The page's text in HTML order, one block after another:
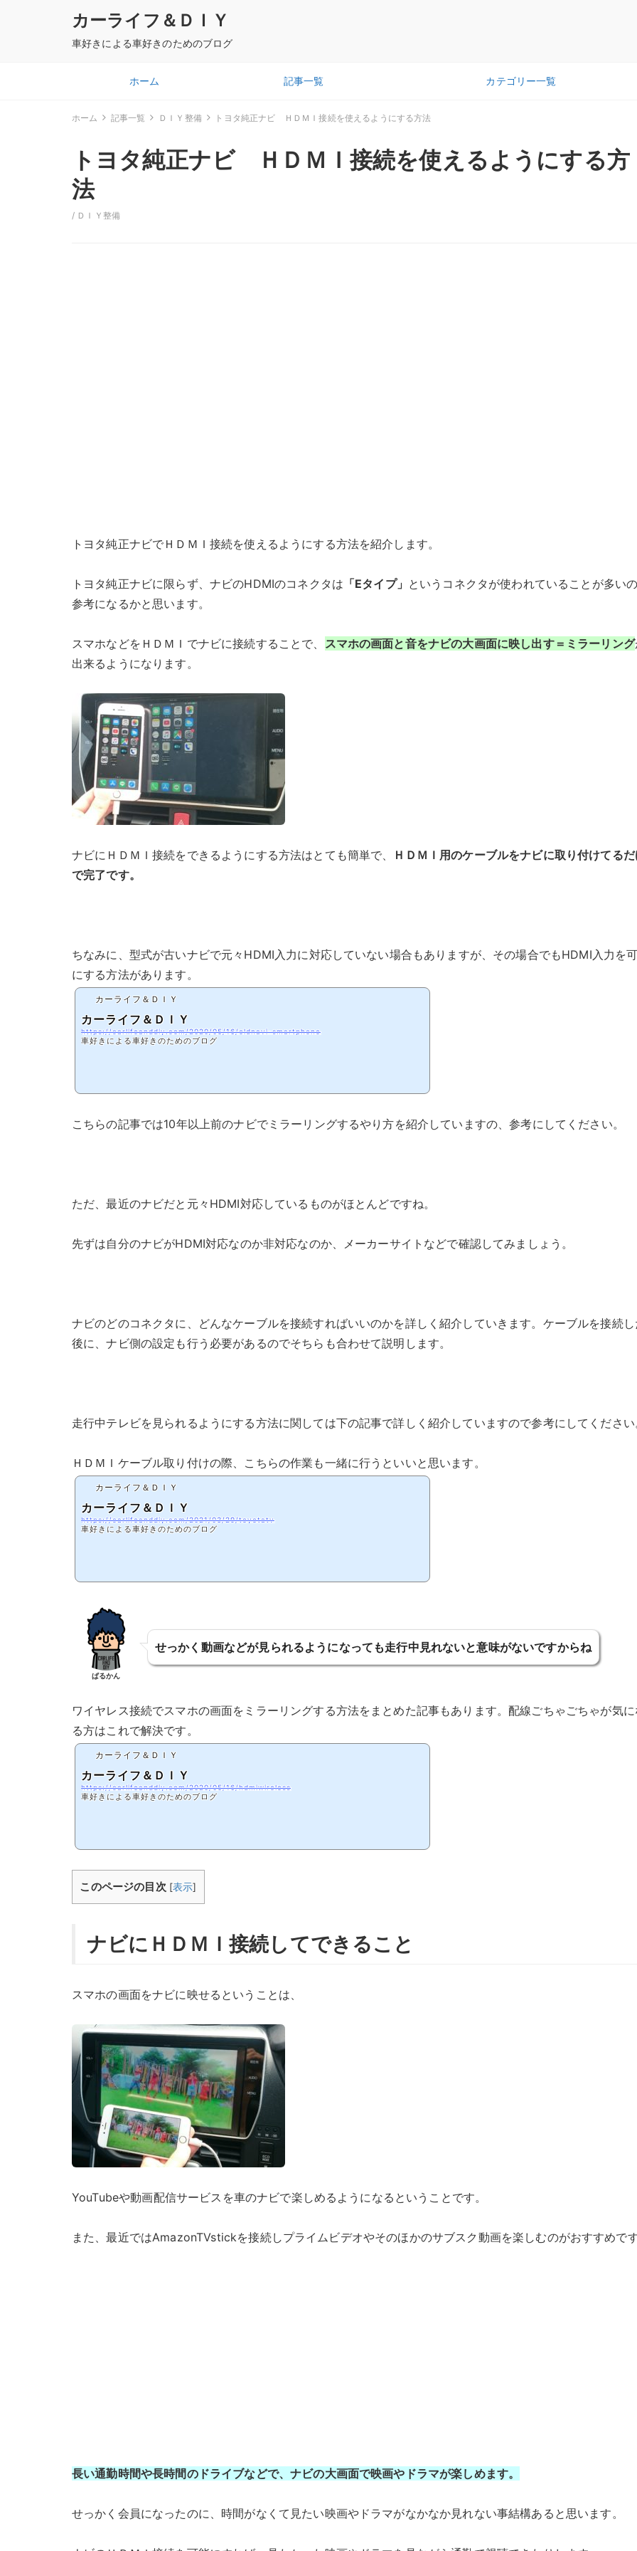
カーライフ＆ＤＩＹ
車好きによる車好きのためのブログ
ホーム 記事一覧 カテゴリー一覧
ホーム 記事一覧 ＤＩＹ整備 トヨタ純正ナビ ＨＤＭＩ接続を使えるようにする方法
トヨタ純正ナビ ＨＤＭＩ接続を使えるようにする方
法
/ ＤＩＹ整備
トヨタ純正ナビでＨＤＭＩ接続を使えるようにする方法を紹介します。
トヨタ純正ナビに限らず、ナビのHDMIのコネクタは 「Eタイプ」 というコネクタが使われていることが多い
参考になるかと思います。
スマホなどをＨＤＭＩでナビに接続することで、 スマホの画面と音をナビの大画面に映し出す＝ミラーリング
出来るようになります。
ナビにＨＤＭＩ接続をできるようにする方法はとても簡単で、
ＨＤＭＩ用のケーブルをナビに取り付けてる
で完了です。
ちなみに、型式が古いナビで元々HDMI入力に対応していない場合もありますが、その場合でもHDMI入力を
にする方法があります。
カーライフ＆ＤＩＹ
カーライフ＆ＤＩＹ
https://carlifeanddiy.com/2020/05/16/oldnavi-smartphone
車好きによる車好きのためのブログ
こちらの記事では10年以上前のナビでミラーリングするやり方を紹介していますの、参考にしてください。
ただ、最近のナビだと元々HDMI対応しているものがほとんどですね。
先ずは自分のナビがHDMI対応なのか非対応なのか、メーカーサイトなどで確認してみましょう。
ナビのどのコネクタに、どんなケーブルを接続すればいいのかを詳しく紹介していきます。ケーブルを接続
後に、ナビ側の設定も行う必要があるのでそちらも合わせて説明します。
走行中テレビを見られるようにする方法に関しては下の記事で詳しく紹介していますので参考にしてくださ
ＨＤＭＩケーブル取り付けの際、こちらの作業も一緒に行うといいと思います。
カーライフ＆ＤＩＹ
カーライフ＆ＤＩＹ
https://carlifeanddiy.com/2021/03/29/toyotatv
車好きによる車好きのためのブログ
ぱるかん
せっかく動画などが見られるようになっても走行中見れないと意味がないですからね
ワイヤレス接続でスマホの画面をミラーリングする方法をまとめた記事もあります。配線ごちゃごちゃが気
る方はこれで解決です。
カーライフ＆ＤＩＹ
カーライフ＆ＤＩＹ
https://carlifeanddiy.com/2020/05/16/hdmiwireless
車好きによる車好きのためのブログ
このページの目次 [表示]
ナビにＨＤＭＩ接続してできること
スマホの画面をナビに映せるということは、
YouTubeや動画配信サービスを車のナビで楽しめるようになるということです。
また、最近ではAmazonTVstickを接続しプライムビデオやそのほかのサブスク動画を楽しむのがおすすめで
長い通勤時間や長時間のドライブなどで、ナビの大画面で映画やドラマが楽しめます。
せっかく会員になったのに、時間がなくて見たい映画やドラマがなかなか見れない事結構あると思います。